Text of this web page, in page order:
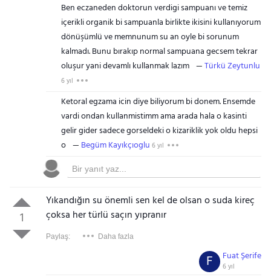
Ben eczaneden doktorun verdigi sampuanı ve temiz
içerikli organik bi sampuanla birlikte ikisini kullanıyorum
dönüşümlü ve memnunum su an oyle bi sorunum
kalmadı. Bunu bırakıp normal sampuana gecsem tekrar
oluşur yani devamlı kullanmak lazım
Türkü Zeytunlu
6 yıl
Ketoral egzama icin diye biliyorum bi donem. Ensemde
vardi ondan kullanmistimm ama arada hala o kasinti
gelir gider sadece gorseldeki o kizariklik yok oldu hepsi
o
Begüm Kayıkçıoglu 6 yıl
1
Yıkandığın su önemli sen kel de olsan o suda kireç
çoksa her türlü saçın yıpranır
Paylaş: Daha fazla
Fuat Şerife
6 yıl
F